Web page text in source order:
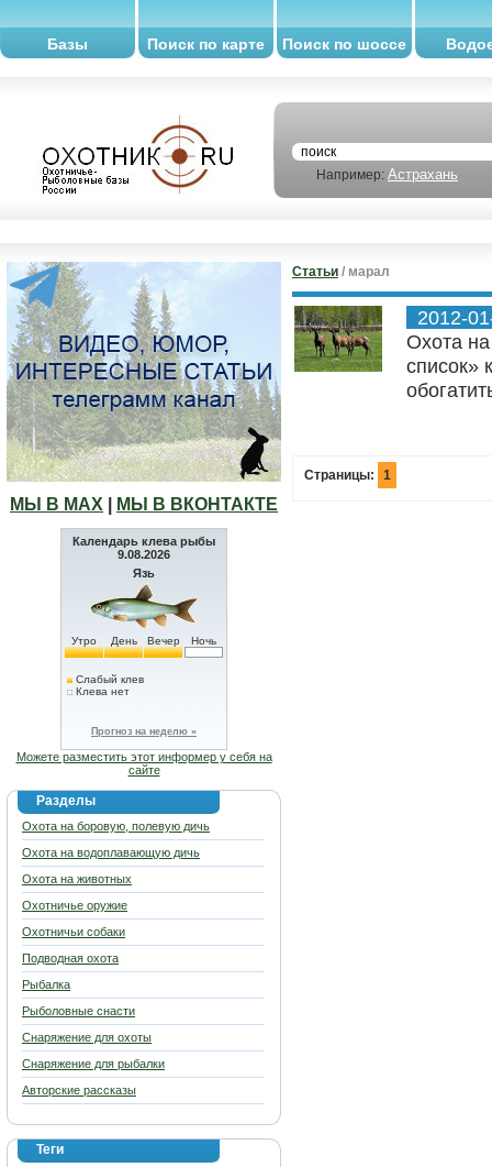
Базы Поиск по карте Поиск по шоссе
Например: Астрахань
МЫ В МАХ МЫ В ВКОНТАКТЕ
Календарь клева рыбы
9.08.2026
Язь
Утро День Вечер Ночь
Слабый клев
Клева нет
Прогноз на неделю »
Можете разместить этот информер у себя на
сайте
Разделы
Охота на боровую, полевую дичь
Охота на водоплавающую дичь
Охота на животных
Охотничье оружие
Охотничьи собаки
Подводная охота
Рыбалка
Рыболовные снасти
Снаряжение для охоты
Снаряжение для рыбалки
Авторские рассказы
Теги
Статьи / марал
2012-
Охота
список»
Страницы: 1